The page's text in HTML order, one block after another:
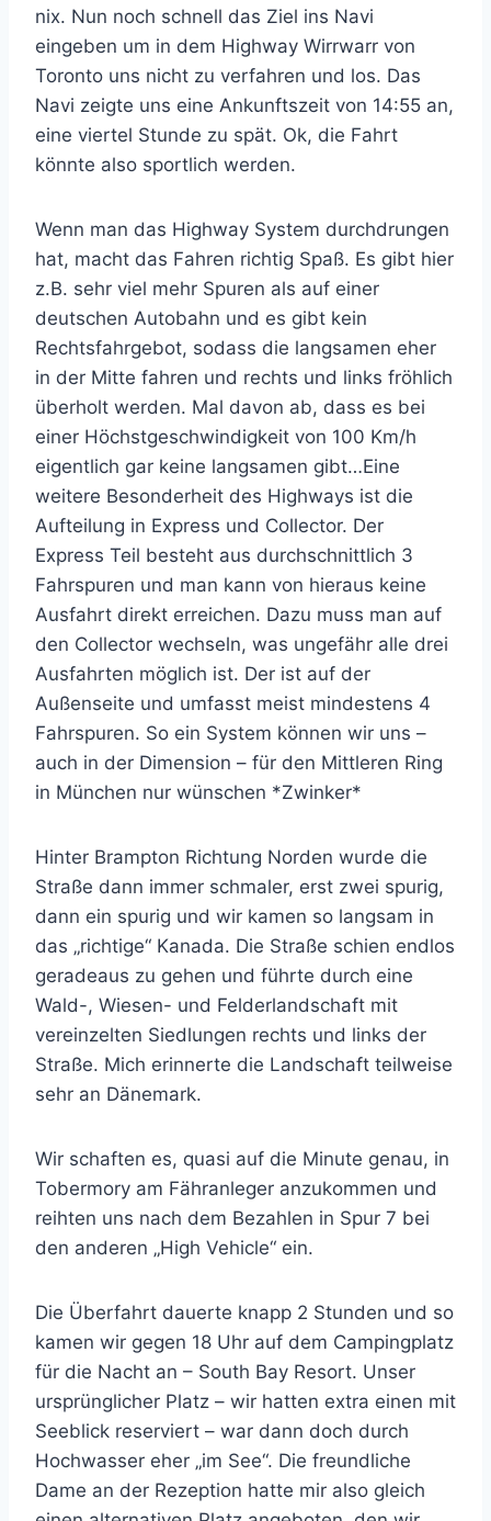
nix. Nun noch schnell das Ziel ins Navi
eingeben um in dem Highway Wirrwarr von
Toronto uns nicht zu verfahren und los. Das
Navi zeigte uns eine Ankunftszeit von 14:55 an,
eine viertel Stunde zu spät. Ok, die Fahrt
könnte also sportlich werden.
Wenn man das Highway System durchdrungen
hat, macht das Fahren richtig Spaß. Es gibt hier
z.B. sehr viel mehr Spuren als auf einer
deutschen Autobahn und es gibt kein
Rechtsfahrgebot, sodass die langsamen eher
in der Mitte fahren und rechts und links fröhlich
überholt werden. Mal davon ab, dass es bei
einer Höchstgeschwindigkeit von 100 Km/h
eigentlich gar keine langsamen gibt…Eine
weitere Besonderheit des Highways ist die
Aufteilung in Express und Collector. Der
Express Teil besteht aus durchschnittlich 3
Fahrspuren und man kann von hieraus keine
Ausfahrt direkt erreichen. Dazu muss man auf
den Collector wechseln, was ungefähr alle drei
Ausfahrten möglich ist. Der ist auf der
Außenseite und umfasst meist mindestens 4
Fahrspuren. So ein System können wir uns –
auch in der Dimension – für den Mittleren Ring
in München nur wünschen *Zwinker*
Hinter Brampton Richtung Norden wurde die
Straße dann immer schmaler, erst zwei spurig,
dann ein spurig und wir kamen so langsam in
das „richtige“ Kanada. Die Straße schien endlos
geradeaus zu gehen und führte durch eine
Wald-, Wiesen- und Felderlandschaft mit
vereinzelten Siedlungen rechts und links der
Straße. Mich erinnerte die Landschaft teilweise
sehr an Dänemark.
Wir schaften es, quasi auf die Minute genau, in
Tobermory am Fähranleger anzukommen und
reihten uns nach dem Bezahlen in Spur 7 bei
den anderen „High Vehicle“ ein.
Die Überfahrt dauerte knapp 2 Stunden und so
kamen wir gegen 18 Uhr auf dem Campingplatz
für die Nacht an – South Bay Resort. Unser
ursprünglicher Platz – wir hatten extra einen mit
Seeblick reserviert – war dann doch durch
Hochwasser eher „im See“. Die freundliche
Dame an der Rezeption hatte mir also gleich